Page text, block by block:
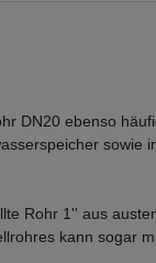
DN20 ebenso
Rohr 1'' aus
kann